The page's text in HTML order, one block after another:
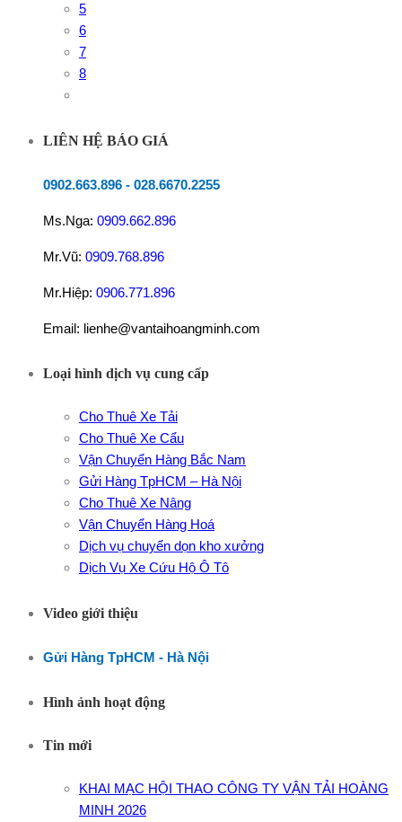
5
6
7
8
LIÊN HỆ BÁO GIÁ
0902.663.896 - 028.6670.2255
Ms.Nga: 0909.662.896
Mr.Vũ: 0909.768.896
Mr.Hiệp: 0906.771.896
Email: lienhe@vantaihoangminh.com
Loại hình dịch vụ cung cấp
Cho Thuê Xe Tải
Cho Thuê Xe Cẩu
Vận Chuyển Hàng Bắc Nam
Gửi Hàng TpHCM – Hà Nội
Cho Thuê Xe Nâng
Vận Chuyển Hàng Hoá
Dịch vụ chuyển dọn kho xưởng
Dịch Vụ Xe Cứu Hộ Ô Tô
Video giới thiệu
Gửi Hàng TpHCM - Hà Nội
Hình ảnh hoạt động
Tin mới
KHAI MẠC HỘI THAO CÔNG TY VẬN TẢI HOÀNG
MINH 2026